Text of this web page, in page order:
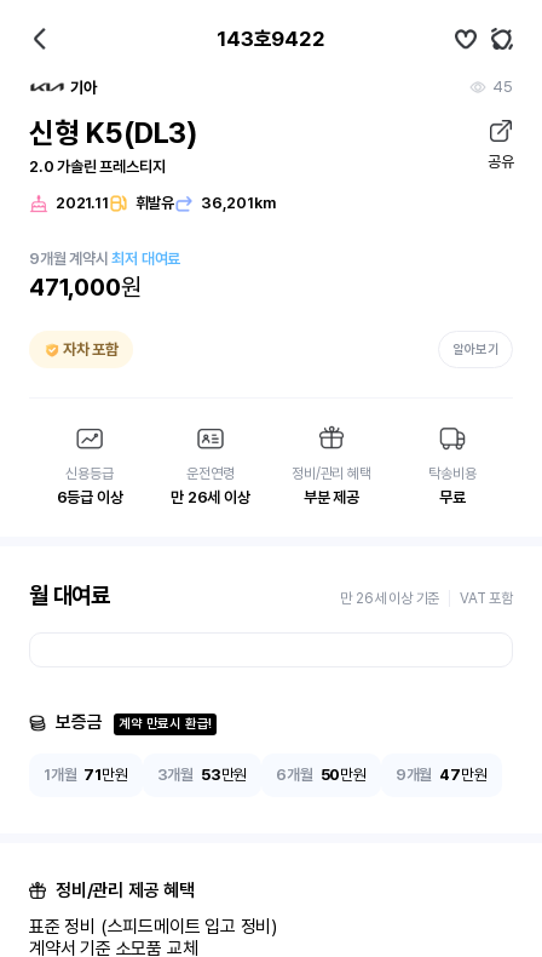
143호9422
기아 45
신형 K5(DL3)
2.0 가솔린 프레스티지 공유
2021.11 휘발유 36,201km
9개월 계약시최저 대여료
471,000원
자차 포함 알아보기
신용등급
6등급 이상
운전연령
만 26세 이상
정비/관리 혜택
부분 제공
탁송비용
무료
월 대여료 만 26세 이상 기준 VAT 포함
보증금 계약 만료시 환급!
1개월 71만원 3개월 53만원 6개월 50만원 9개월 47만원
정비/관리 제공 혜택
표준 정비 (스피드메이트 입고 정비)
계약서 기준 소모품 교체